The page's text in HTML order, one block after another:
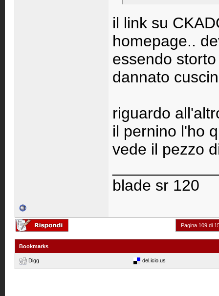
il link su
homepage..
essendo
dannato
riguardo
il pernino l'ho
vede il pezzo
blade sr 120
Pagina 109 di
Bookmarks
Digg del.icio.us